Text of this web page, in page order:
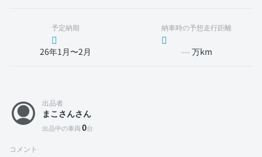
予定納期
26年1月〜2月
納車時の予想走行距離
--- 万km
出品者
まこさんさん
出品中の車両0台
コメント